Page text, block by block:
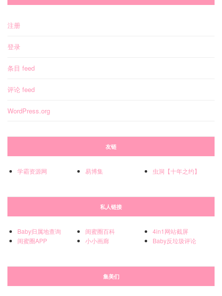
注册
登录
条目 feed
评论 feed
WordPress.org
友链
学霸资源网 易博集 虫洞【十年之约】
私人链接
Baby归属地查询
闺蜜圈APP
闺蜜圈百科
小小画廊
4in1网站截屏
Baby反垃圾评论
集美们